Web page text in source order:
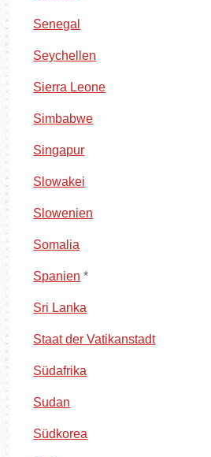
Senegal
Seychellen
Sierra Leone
Simbabwe
Singapur
Slowakei
Slowenien
Somalia
Spanien *
Sri Lanka
Staat der Vatikanstadt
Südafrika
Sudan
Südkorea